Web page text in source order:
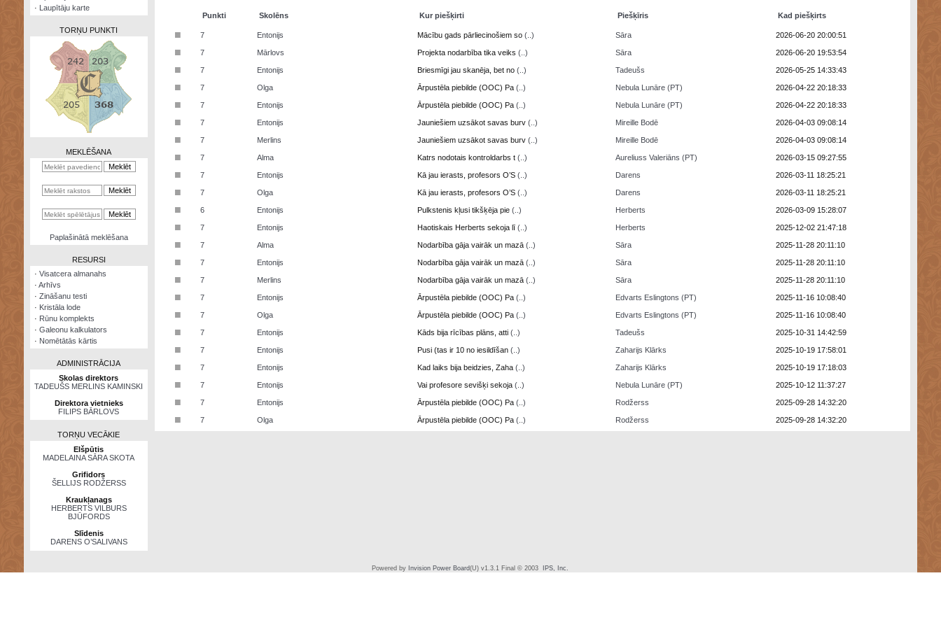
kalkulators
· Laupītāju karte
TORŅU PUNKTI
MEKLĒŠANA
Paplašinātā meklēšana
RESURSI
· Visatcera almanahs
· Arhīvs
· Zināšanu testi
· Kristāla lode
· Rūnu komplekts
· Galeonu kalkulators
· Nomētātās kārtis
ADMINISTRĀCIJA
Skolas direktors
TADEUŠS MERLINS KAMINSKI
Direktora vietnieks
FILIPS BĀRLOVS
TORŅU VECĀKIE
Elšpūtis
MADELAINA SĀRA SKOTA
Grifidors
ŠELLIJS RODŽERSS
Kraukļanags
HERBERTS VILBURS
BJŪFORDS
Slīdenis
DARENS O’SALIVANS
Punkti Skolēns Kur piešķirti Piešķīris Kad piešķirts
■ 7 Entonijs Mācību gads pārliecinošiem so (..) Sāra 2026-06-20 20:00:51
■ 7 Mārlovs Projekta nodarbība tika veiks (..) Sāra 2026-06-20 19:53:54
■ 7 Entonijs Briesmīgi jau skanēja, bet no (..) Tadeušs 2026-05-25 14:33:43
■ 7 Olga Ārpustēla piebilde (OOC) Pa (..) Nebula Lunāre (PT) 2026-04-22 20:18:33
■ 7 Entonijs Ārpustēla piebilde (OOC) Pa (..) Nebula Lunāre (PT) 2026-04-22 20:18:33
■ 7 Entonijs Jauniešiem uzsākot savas burv (..) Mireille Bodē 2026-04-03 09:08:14
■ 7 Merlins Jauniešiem uzsākot savas burv (..) Mireille Bodē 2026-04-03 09:08:14
■ 7 Alma Katrs nodotais kontroldarbs t (..) Aureliuss Valeriāns (PT) 2026-03-15 09:27:55
■ 7 Entonijs Kā jau ierasts, profesors O’S (..) Darens 2026-03-11 18:25:21
■ 7 Olga Kā jau ierasts, profesors O’S (..) Darens 2026-03-11 18:25:21
■ 6 Entonijs Pulkstenis kļusi tikšķēja pie (..) Herberts 2026-03-09 15:28:07
■ 7 Entonijs Haotiskais Herberts sekoja lī (..) Herberts 2025-12-02 21:47:18
■ 7 Alma Nodarbība gāja vairāk un mazā (..) Sāra 2025-11-28 20:11:10
■ 7 Entonijs Nodarbība gāja vairāk un mazā (..) Sāra 2025-11-28 20:11:10
■ 7 Merlins Nodarbība gāja vairāk un mazā (..) Sāra 2025-11-28 20:11:10
■ 7 Entonijs Ārpustēla piebilde (OOC) Pa (..) Edvarts Eslingtons (PT) 2025-11-16 10:08:40
■ 7 Olga Ārpustēla piebilde (OOC) Pa (..) Edvarts Eslingtons (PT) 2025-11-16 10:08:40
■ 7 Entonijs Kāds bija rīcības plāns, atti (..) Tadeušs 2025-10-31 14:42:59
■ 7 Entonijs Pusi (tas ir 10 no iesildīšan (..) Zaharijs Klārks 2025-10-19 17:58:01
■ 7 Entonijs Kad laiks bija beidzies, Zaha (..) Zaharijs Klārks 2025-10-19 17:18:03
■ 7 Entonijs Vai profesore sevišķi sekoja (..) Nebula Lunāre (PT) 2025-10-12 11:37:27
■ 7 Entonijs Ārpustēla piebilde (OOC) Pa (..) Rodžerss 2025-09-28 14:32:20
■ 7 Olga Ārpustēla piebilde (OOC) Pa (..) Rodžerss 2025-09-28 14:32:20
Powered by Invision Power Board(U) v1.3.1 Final © 2003 IPS, Inc.